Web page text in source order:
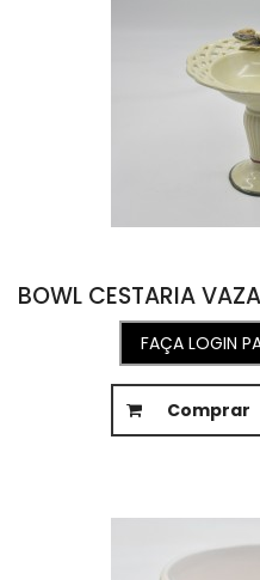
FAÇA LOGIN
Comprar